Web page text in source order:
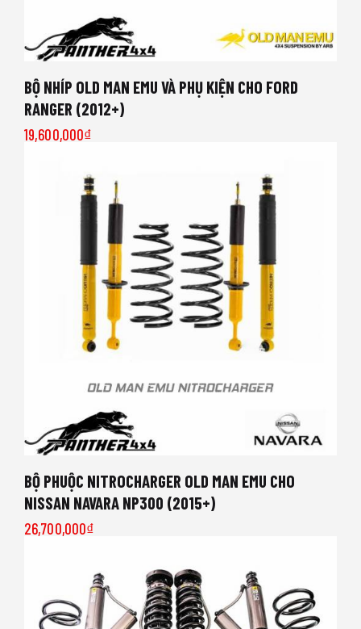
BỘ NHÍP OLD MAN EMU VÀ PHỤ KIỆN CHO FORD
RANGER (2012+)
19,600,000₫
BỘ PHUỘC NITROCHARGER OLD MAN EMU CHO
NISSAN NAVARA NP300 (2015+)
26,700,000₫